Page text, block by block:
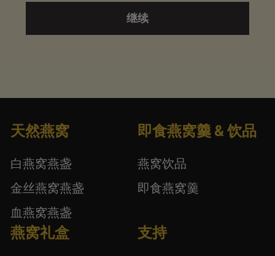
继续
天然燕窝
白燕窝燕盏
金丝燕窝燕盏
血燕窝燕盏
即食燕窝羹 & 饮品
燕窝饮品
即食燕窝羹
燕窝礼盒 支持